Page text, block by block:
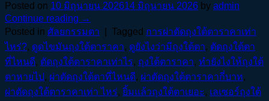
Posted on 10 มิถุนายน 202614 มิถุนายน 2026 by admin
Continue reading →
Posted in ศัลยกรรมตา Tagged การผ่าตัดถุงใต้ตาราคาเท่า
ไหร่?, ดูดไขมันถุงใต้ตาราคา, ดูยังไงว่ามีถุงใต้ตา, ตัดถุงใต้ตา
ที่ไหนดี, ตัดถุงใต้ตาราคาเท่าไร, ถุงใต้ตาราคา, ทำยังไงให้ถุงใต้
ตาหายไป, ผ่าตัดถุงใต้ตาที่ไหนดี, ผ่าตัดถุงใต้ตาราคากี่บาท,
ผ่าตัดถุงใต้ตาราคาเท่า ไหร่, ยิ้มแล้วถุงใต้ตาเยอะ, เลเซอร์ถุงใต้